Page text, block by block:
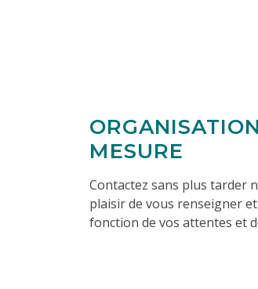
MESURE
Contactez sans plus tarder
plaisir de vous renseigner
fonction de vos attentes et